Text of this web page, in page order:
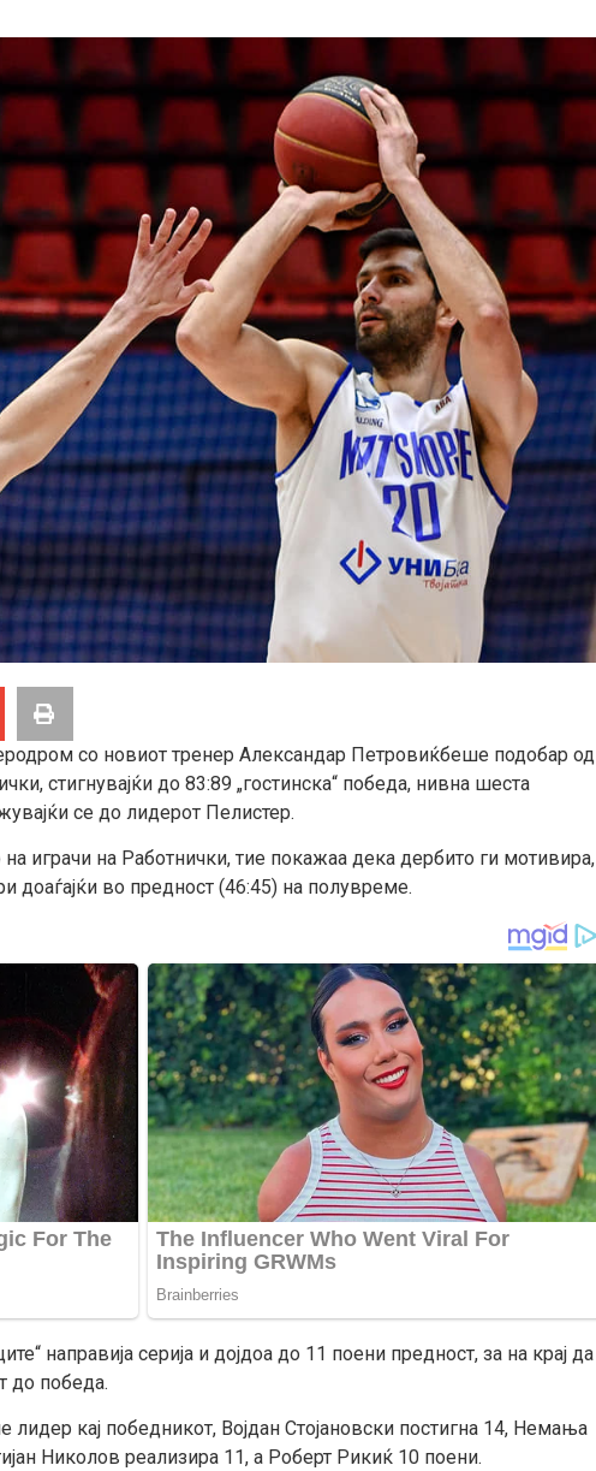
со новиот тренер Александар Петровиќбеше подобар од
стигнувајќи до 83:89 „гостинска“ победа, нивна шеста
се до лидерот Пелистер.
играчи на Работнички, тие покажаа дека дербито ги мотивира,
доаѓајќи во предност (46:45) на полувреме.
направија серија и дојдоа до 11 поени предност, за на крај да
до победа.
кај победникот, Војдан Стојановски постигна 14, Немања
Николов реализира 11, а Роберт Рикиќ 10 поени.